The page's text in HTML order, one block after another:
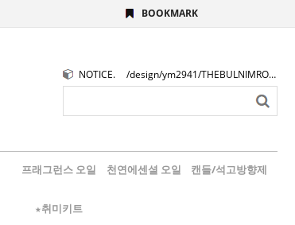
BOOKMARK
NOTICE. /design/ym2941/THEBULNIMROGO.png
프래그런스 오일 천연에센셜 오일 캔들/석고방향제
★취미키트